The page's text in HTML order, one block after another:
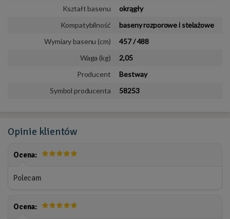
Kształt basenu
okrągły
Kompatybilność
baseny rozporowe i stelażowe
Wymiary basenu (cm)
457 / 488
Waga (kg)
2,05
Producent
Bestway
Symbol producenta
58253
Opinie klientów
Ocena:
Polecam
Ocena: